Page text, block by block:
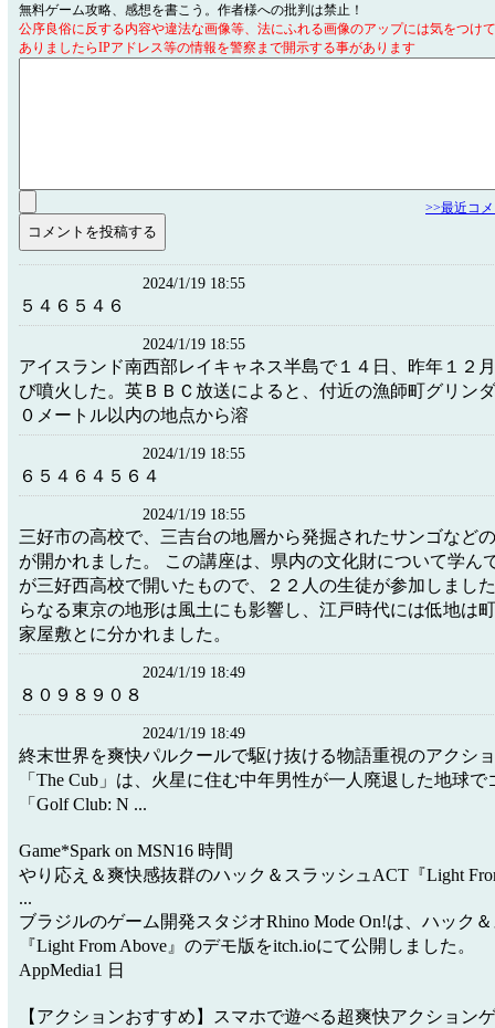
無料ゲーム攻略、感想を書こう。作者様への批判は禁止！
公序良俗に反する内容や違法な画像等、法にふれる画像のアップには気をつけ
ありましたらIPアドレス等の情報を警察まで開示する事があります
>>最近コ
2024/1/19 18:55
５４６５４６
2024/1/19 18:55
アイスランド南西部レイキャネス半島で１４日、昨年１２
び噴火した。英ＢＢＣ放送によると、付近の漁師町グリン
０メートル以内の地点から溶
2024/1/19 18:55
６５４６４５６４
2024/1/19 18:55
三好市の高校で、三吉台の地層から発掘されたサンゴなど
が開かれました。 この講座は、県内の文化財について学ん
が三好西高校で開いたもので、２２人の生徒が参加しま
らなる東京の地形は風土にも影響し、江戸時代には低地は
家屋敷とに分かれました。
2024/1/19 18:49
８０９８９０８
2024/1/19 18:49
終末世界を爽快パルクールで駆け抜ける物語重視のアクシ
「The Cub」は、火星に住む中年男性が一人廃退した地球
「Golf Club: N ...
Game*Spark on MSN16 時間
やり応え＆爽快感抜群のハック＆スラッシュACT『Light
...
ブラジルのゲーム開発スタジオRhino Mode On!は、ハック
『Light From Above』のデモ版をitch.ioにて公開しました。
AppMedia1 日
【アクションおすすめ】スマホで遊べる超爽快アクション